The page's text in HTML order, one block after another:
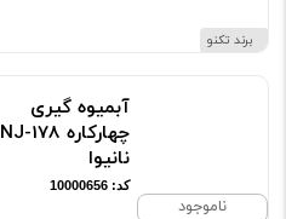
برند تکنو
ناموجود
آبمیوه گیری
چهارکاره NJ-178
نانیوا
کد: 10000656